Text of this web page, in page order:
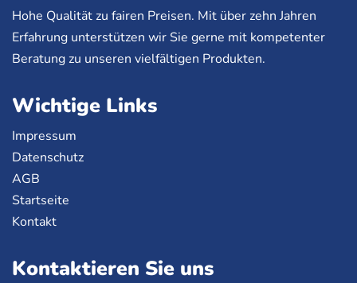
Hohe Qualität zu fairen Preisen. Mit über zehn Jahren
Erfahrung unterstützen wir Sie gerne mit kompetenter
Beratung zu unseren vielfältigen Produkten.
Wichtige Links
Impressum
Datenschutz
AGB
Startseite
Kontakt
Kontaktieren Sie uns